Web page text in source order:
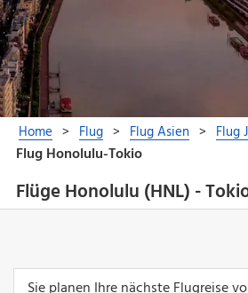
Flüge Honolulu (HNL) -